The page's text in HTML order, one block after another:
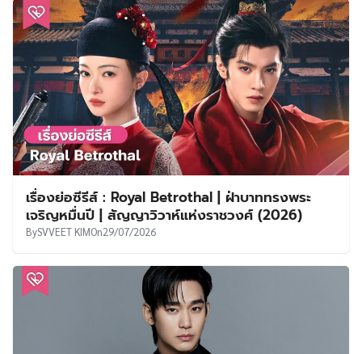
เรื่องย่อซีรีส์ : Royal Betrothal | ฝ่าบาททรงพระ
เจริญหมื่นปี | สัญญาวิวาห์แห่งราชวงศ์ (2026)
BySVVEET KIMOn29/07/2026